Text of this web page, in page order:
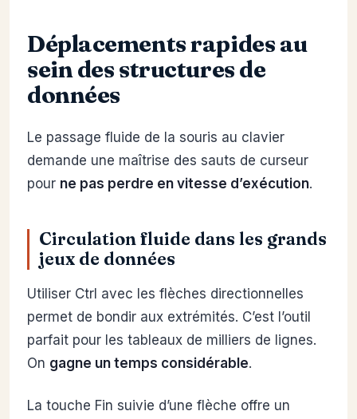
Déplacements rapides au
sein des structures de
données
Le passage fluide de la souris au clavier
demande une maîtrise des sauts de curseur
pour ne pas perdre en vitesse d’exécution.
Circulation fluide dans les grands
jeux de données
Utiliser Ctrl avec les flèches directionnelles
permet de bondir aux extrémités. C’est l’outil
parfait pour les tableaux de milliers de lignes.
On gagne un temps considérable.
La touche Fin suivie d’une flèche offre un